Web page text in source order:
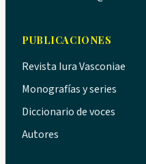
PUBLICACIONES
Revista Iura Vasconiae
Monografías y series
Diccionario de voces
Autores